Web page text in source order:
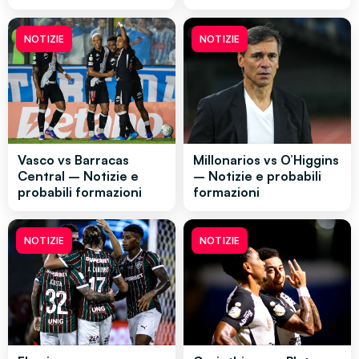
NOTIZIE
Vasco vs Barracas
Central – Notizie e
probabili formazioni
NOTIZIE
Millonarios vs O’Higgins
– Notizie e probabili
formazioni
NOTIZIE NOTIZIE